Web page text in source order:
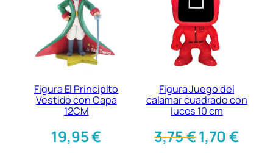
Figura El Principito
Vestido con Capa
12CM
19,95€
N
Figura Juego del
calamar cuadrado con
luces 10 cm
3,75€E
1,70€E